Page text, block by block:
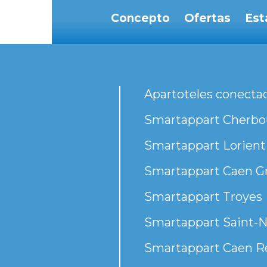
Concepto Ofertas
Apartoteles
Smartappart
Smartappart Lorient
Smartappart Caen
Smartappart Troyes
Smartappart Saint-
Smartappart Caen